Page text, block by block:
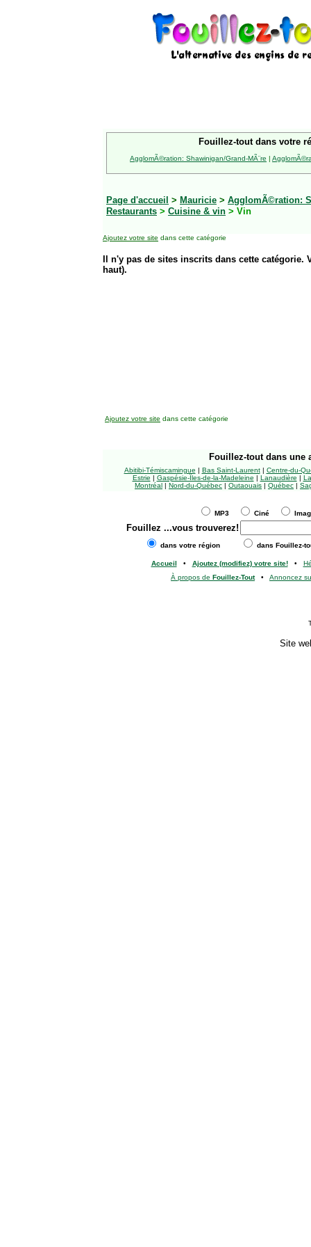
Fouillez-tout dans votre
AgglomÃ©ration: Shawinigan/Grand-MÃ¨re |
Page d'accueil > Mauricie > AgglomÃ©ration:
Restaurants > Cuisine & vin > Vin
Ajoutez votre site dans cette catégorie
Il n'y pas de sites inscrits dans cette
haut).
Ajoutez votre site dans cette catégorie
Fouillez-tout dans une
Abitibi-Témiscamingue | Bas Saint-Laurent| Centre-du-
Estrie | Gaspésie-Îles-de-la-Madeleine | Lanaudière |
Montréal | Nord-du-Québec | Outaouais | Québec |
MP3 Ciné
Fouillez ...vous trouverez!
dans votre région dans Fouillez-
Accueil • Ajoutez (modifiez) votre site!•
À propos de Fouillez-Tout• Annoncez
Site